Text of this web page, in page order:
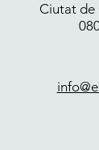
Ciutat de